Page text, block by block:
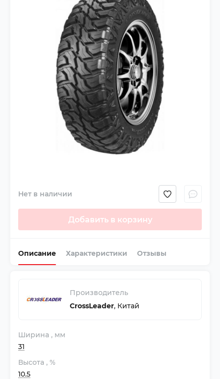
Нет в наличии
Добавить в корзину
Описание Характеристики Отзывы
Производитель
CrossLeader, Китай
Ширина , мм
31
Высота , %
10.5